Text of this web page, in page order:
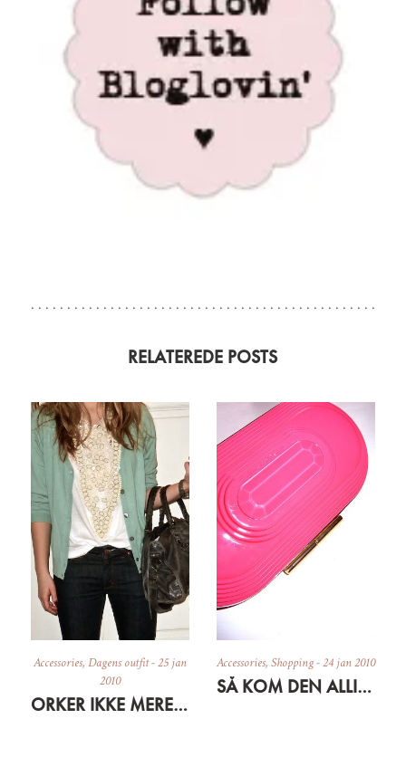
RELATEREDE POSTS
Accessories, Dagens outfit-25 jan
2010
ORKER IKKE MERE SORT…
Accessories,Shopping-24 jan 2010
SÅ KOM DEN ALLIGEVEL TIL AT BO HOS MIG